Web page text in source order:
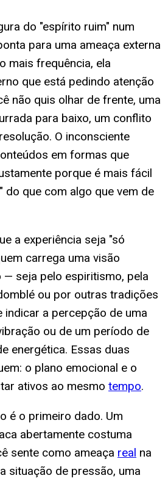
do "espírito ruim" num
para uma ameaça externa
mais frequência, ela
que está pedindo atenção
não quis olhar de frente, uma
para baixo, um conflito
O inconsciente
em formas que
porque é mais fácil
do que com algo que vem de
a experiência seja "só
carrega uma visão
— seja pelo espiritismo, pela
ou por outras tradições
a percepção de uma
ou de um período de
energética. Essas duas
o plano emocional e o
ativos ao mesmo tempo.
é o primeiro dado. Um
abertamente costuma
sente como ameaça real na
situação de pressão, uma